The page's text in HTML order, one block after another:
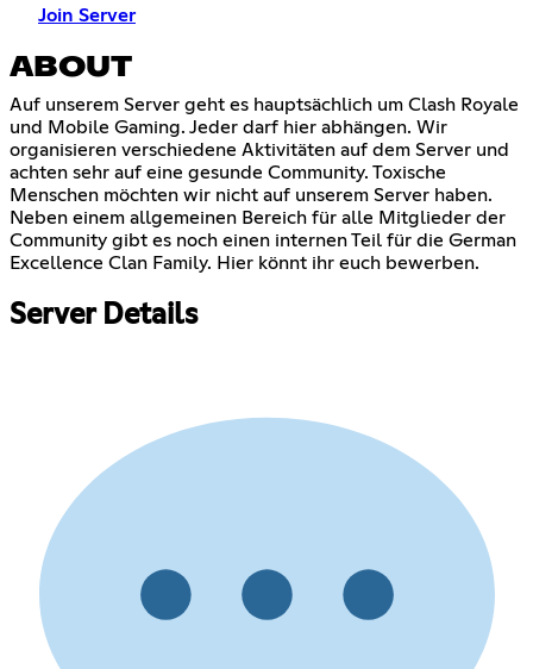
Join Server
ABOUT
Auf unserem Server geht es hauptsächlich um Clash Royale
und Mobile Gaming. Jeder darf hier abhängen. Wir
organisieren verschiedene Aktivitäten auf dem Server und
achten sehr auf eine gesunde Community. Toxische
Menschen möchten wir nicht auf unserem Server haben.
Neben einem allgemeinen Bereich für alle Mitglieder der
Community gibt es noch einen internen Teil für die German
Excellence Clan Family. Hier könnt ihr euch bewerben.
Server Details